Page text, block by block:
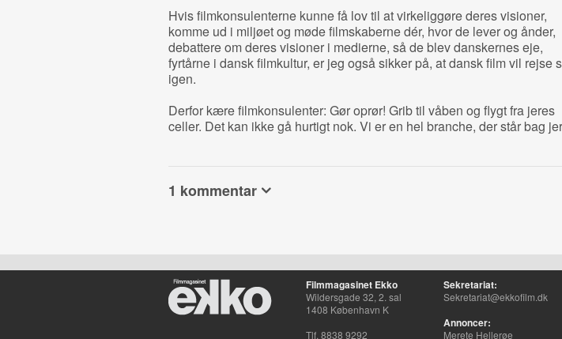
Hvis filmkonsulenterne kunne få lov til at virkeliggøre deres visioner,
komme ud i miljøet og møde filmskaberne dér, hvor de lever og ånder,
debattere om deres visioner i medierne, så de blev danskernes eje,
fyrtårne i dansk filmkultur, er jeg også sikker på, at dansk film vil rejse
igen.
Derfor kære filmkonsulenter: Gør oprør! Grib til våben og flygt fra jeres
celler. Det kan ikke gå hurtigt nok. Vi er en hel branche, der står bag
1 kommentar
Filmmagasinet Ekko
Wildersgade 32, 2. sal
1408 København K
Tlf. 8838 9292
Sekretariat:
Sekretariat@ekkofilm.dk
Annoncer:
Merete Hellerøe